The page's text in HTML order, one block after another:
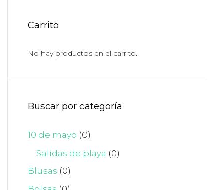
Carrito
No hay productos en el carrito.
Buscar por categoría
10 de mayo (0)
Salidas de playa (0)
Blusas (0)